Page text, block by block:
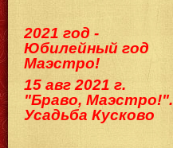
2021 год -
Юбилейный год
Маэстро!
15 авг 2021 г.
"Браво, Маэстро!".
Усадьба Кусково